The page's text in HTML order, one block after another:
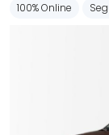
100% Online